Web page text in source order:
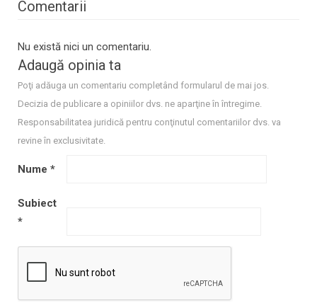
Comentarii
Nu există nici un comentariu.
Adaugă opinia ta
Poţi adăuga un comentariu completând formularul de mai jos.
Decizia de publicare a opiniilor dvs. ne aparţine în întregime.
Responsabilitatea juridică pentru conţinutul comentariilor dvs. va
revine în exclusivitate.
Nume *
Subiect
*